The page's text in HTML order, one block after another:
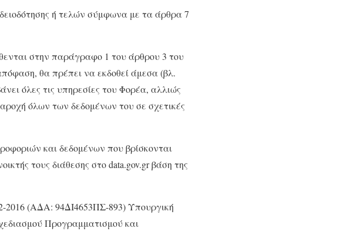
ή τελών σύμφωνα με τα άρθρα 7
στην παράγραφο 1 του άρθρου 3 του
θα πρέπει να εκδοθεί άμεσα (βλ.
όλες τις υπηρεσίες του Φορέα, αλλιώς
όλων των δεδομένων του σε σχετικές
και δεδομένων που βρίσκονται
τους διάθεσης στο data.gov.gr βάση της
2016 (ΑΔΑ: 94ΔΙ4653ΠΣ-893) Υπουργική
Προγραμματισμού και